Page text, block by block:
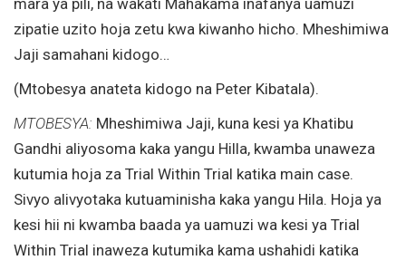
zipatie uzito hoja zetu kwa kiwanho hicho. Mheshimiwa
Jaji samahani kidogo…
(Mtobesya anateta kidogo na Peter Kibatala).
MTOBESYA: Mheshimiwa Jaji, kuna kesi ya Khatibu
Gandhi aliyosoma kaka yangu Hilla, kwamba unaweza
kutumia hoja za Trial Within Trial katika main case.
Sivyo alivyotaka kutuaminisha kaka yangu Hila. Hoja ya
kesi hii ni kwamba baada ya uamuzi wa kesi ya Trial
Within Trial inaweza kutumika kama ushahidi katika